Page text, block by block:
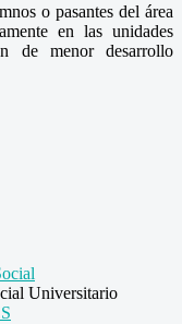
o pasantes del área
en las unidades
de menor desarrollo
Universitario